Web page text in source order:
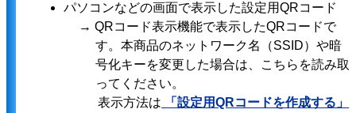
パソコンなどの画面で表示した設定用QRコード
→ QRコード表示機能で表示したQRコードで
す。本商品のネットワーク名（SSID）や暗
号化キーを変更した場合は、こちらを読み取
ってください。
表示方法は 「設定用QRコードを作成する」